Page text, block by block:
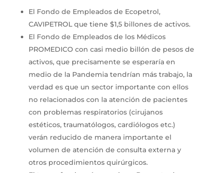
El Fondo de Empleados de Ecopetrol,
CAVIPETROL que tiene $1,5 billones de activos.
El Fondo de Empleados de los Médicos
PROMEDICO con casi medio billón de pesos de
activos, que precisamente se esperaría en
medio de la Pandemia tendrían más trabajo, la
verdad es que un sector importante con ellos
no relacionados con la atención de pacientes
con problemas respiratorios (cirujanos
estéticos, traumatólogos, cardiólogos etc.)
verán reducido de manera importante el
volumen de atención de consulta externa y
otros procedimientos quirúrgicos.